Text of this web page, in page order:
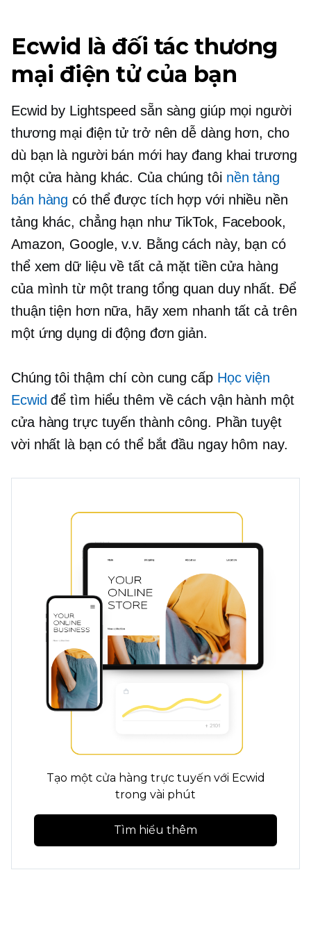
Ecwid là đối tác thương
mại điện tử của bạn
Ecwid by Lightspeed sẵn sàng giúp mọi người
thương mại điện tử trở nên dễ dàng hơn, cho
dù bạn là người bán mới hay đang khai trương
một cửa hàng khác. Của chúng tôi nền tảng
bán hàng có thể được tích hợp với nhiều nền
tảng khác, chẳng hạn như TikTok, Facebook,
Amazon, Google, v.v. Bằng cách này, bạn có
thể xem dữ liệu về tất cả mặt tiền cửa hàng
của mình từ một trang tổng quan duy nhất. Để
thuận tiện hơn nữa, hãy xem nhanh tất cả trên
một ứng dụng di động đơn giản.
Chúng tôi thậm chí còn cung cấp Học viện
Ecwid để tìm hiểu thêm về cách vận hành một
cửa hàng trực tuyến thành công. Phần tuyệt
vời nhất là bạn có thể bắt đầu ngay hôm nay.
Tạo một cửa hàng trực tuyến với Ecwid
trong vài phút
Tìm hiểu thêm